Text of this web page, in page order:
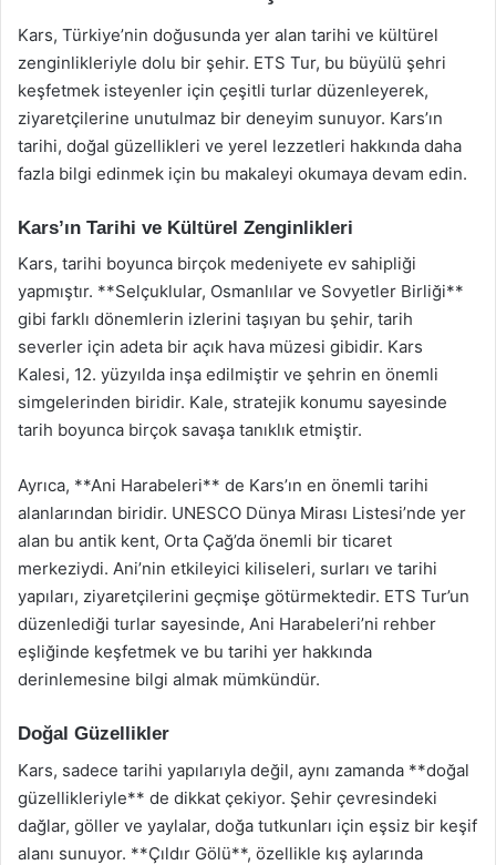
Kars, Türkiye’nin doğusunda yer alan tarihi ve kültürel
zenginlikleriyle dolu bir şehir. ETS Tur, bu büyülü şehri
keşfetmek isteyenler için çeşitli turlar düzenleyerek,
ziyaretçilerine unutulmaz bir deneyim sunuyor. Kars’ın
tarihi, doğal güzellikleri ve yerel lezzetleri hakkında daha
fazla bilgi edinmek için bu makaleyi okumaya devam edin.
Kars’ın Tarihi ve Kültürel Zenginlikleri
Kars, tarihi boyunca birçok medeniyete ev sahipliği
yapmıştır. **Selçuklular, Osmanlılar ve Sovyetler Birliği**
gibi farklı dönemlerin izlerini taşıyan bu şehir, tarih
severler için adeta bir açık hava müzesi gibidir. Kars
Kalesi, 12. yüzyılda inşa edilmiştir ve şehrin en önemli
simgelerinden biridir. Kale, stratejik konumu sayesinde
tarih boyunca birçok savaşa tanıklık etmiştir.
Ayrıca, **Ani Harabeleri** de Kars’ın en önemli tarihi
alanlarından biridir. UNESCO Dünya Mirası Listesi’nde yer
alan bu antik kent, Orta Çağ’da önemli bir ticaret
merkeziydi. Ani’nin etkileyici kiliseleri, surları ve tarihi
yapıları, ziyaretçilerini geçmişe götürmektedir. ETS Tur’un
düzenlediği turlar sayesinde, Ani Harabeleri’ni rehber
eşliğinde keşfetmek ve bu tarihi yer hakkında
derinlemesine bilgi almak mümkündür.
Doğal Güzellikler
Kars, sadece tarihi yapılarıyla değil, aynı zamanda **doğal
güzellikleriyle** de dikkat çekiyor. Şehir çevresindeki
dağlar, göller ve yaylalar, doğa tutkunları için eşsiz bir keşif
alanı sunuyor. **Çıldır Gölü**, özellikle kış aylarında